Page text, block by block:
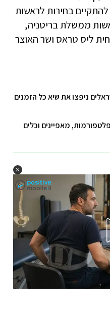
בחירות לראשות
ממשלת בריטניה,
ליס טראס ושר האוצר
ניפצו את שיא כל הזמנים
מאפיינים וכלים